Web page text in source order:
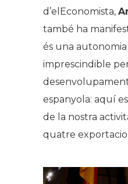
d’elEconomista,
també ha
és una
imprescindible per
espanyola: aquí
de la nostra
quatre